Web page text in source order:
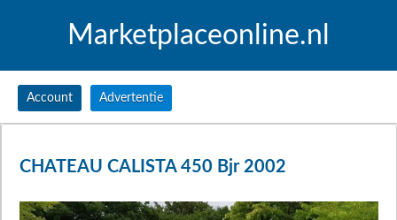
Marketplaceonline.nl
Account Advertentie
CHATEAU CALISTA 450 Bjr 2002